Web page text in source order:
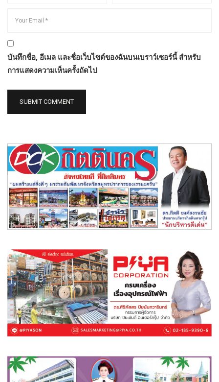
บันทึกชื่อ, อีเมล และชื่อเว็บไซต์ของฉันบนเบราว์เซอร์นี้ สำหรับ
การแสดงความเห็นครั้งถัดไป